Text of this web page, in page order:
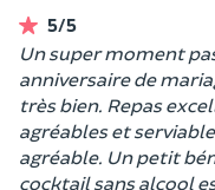
5/5
Un super moment
anniversaire de
très bien. Repas
agréables et
agréable. Un petit
cocktail sans alcool